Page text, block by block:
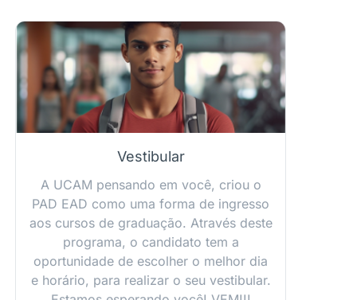
Vestibular
A UCAM pensando em você, criou o
PAD EAD como uma forma de ingresso
aos cursos de graduação. Através deste
programa, o candidato tem a
oportunidade de escolher o melhor dia
e horário, para realizar o seu vestibular.